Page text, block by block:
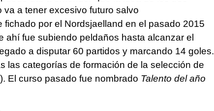
a tener excesivo futuro salvo
por el Nordsjaelland en el pasado 2015
ahí fue subiendo peldaños hasta alcanzar el
a disputar 60 partidos y marcando 14 goles.
las categorías de formación de la selección de
El curso pasado fue nombrado Talento del año